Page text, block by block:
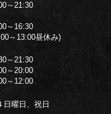
～21:30
～16:30
～13:00昼休み)
～21:30
～20:00
～12:00
日曜日、祝日